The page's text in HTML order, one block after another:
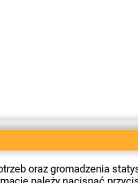
ul.
01-919
NIP: 118-
oraz gromadzenia